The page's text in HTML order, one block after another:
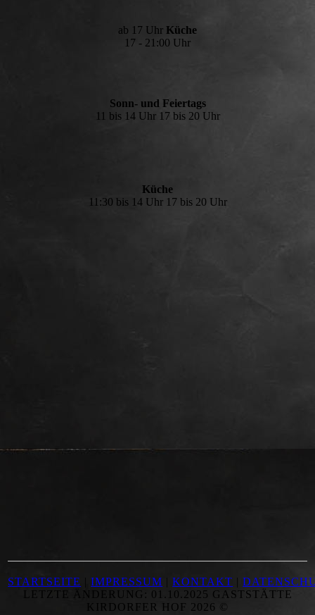
ab 17 Uhr Küche
17 - 21:00 Uhr
Sonn- und Feiertags
11 bis 14 Uhr 17 bis 20 Uhr
Küche
11:30 bis 14 Uhr 17 bis 20 Uhr
STARTSEITE |IMPRESSUM |KONTAKT |
LETZTE ÄNDERUNG: 01.10.2025 GASTSTÄTTE
KIRDORFER HOF 2026 ©